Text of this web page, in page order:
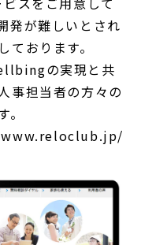
発が難しいとされ
おります。
の実現と共
事担当者の方々の
す。